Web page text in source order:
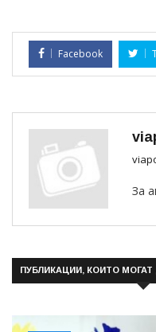
Facebook
За
ПУБЛИКАЦИИ, КОИТО МОГАТ